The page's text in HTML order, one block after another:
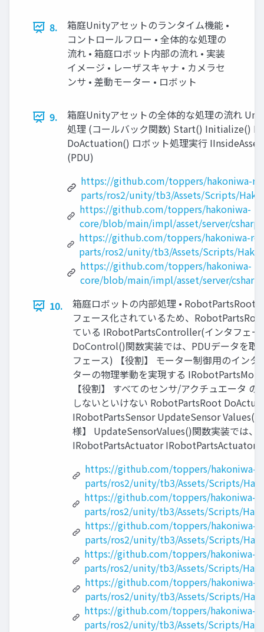
8.
箱庭Unityアセットのランタイム機能 •
コントロールフロー • 全体的な処理の
流れ • 箱庭ロボット内部の流れ • 実装
イメージ • レーザスキャナ • カメラセ
ンサ • 差動モーター • ロボット
9.
箱庭Unityアセットの全体的な処理の流れ
処理 (コールバック関数) Start() Initialize()
DoActuation() ロボット処理実⾏
(PDU)
https://github.com/toppers/hakoniwa-
parts/ros2/unity/tb3/Assets/Scripts/
https://github.com/toppers/hakoniwa-
core/blob/main/impl/asset/server/
https://github.com/toppers/hakoniwa-
parts/ros2/unity/tb3/Assets/Scripts/
https://github.com/toppers/hakoniwa-
core/blob/main/impl/asset/server/
10.
箱庭ロボットの内部処理 • RobotPartsRoot
フェース化されているため、
ている IRobotPartsController(インタフェー
DoControl()関数実装では、PDUデータを
フェース) 【役割】 モーター制御⽤のイン
ターの物理挙動を実現する
【役割】 すべてのセンサ/アクチュエータ
しないといけない RobotPartsRoot
IRobotPartsSensor UpdateSensor Values()
様】 UpdateSensorValues()関数実装では
IRobotPartsActuator IRobotPartsActuator(
https://github.com/toppers/hakoniwa-
parts/ros2/unity/tb3/Assets/Scripts/
https://github.com/toppers/hakoniwa-
parts/ros2/unity/tb3/Assets/Scripts/
https://github.com/toppers/hakoniwa-
parts/ros2/unity/tb3/Assets/Scripts/
https://github.com/toppers/hakoniwa-
parts/ros2/unity/tb3/Assets/Scripts/
https://github.com/toppers/hakoniwa-
parts/ros2/unity/tb3/Assets/Scripts/
https://github.com/toppers/hakoniwa-
parts/ros2/unity/tb3/Assets/Scripts/